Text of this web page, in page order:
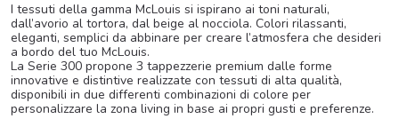
I tessuti della gamma McLouis si ispirano ai toni naturali,
dall’avorio al tortora, dal beige al nocciola. Colori rilassanti,
eleganti, semplici da abbinare per creare l’atmosfera che desideri
a bordo del tuo McLouis.
La Serie 300 propone 3 tappezzerie premium dalle forme
innovative e distintive realizzate con tessuti di alta qualità,
disponibili in due differenti combinazioni di colore per
personalizzare la zona living in base ai propri gusti e preferenze.